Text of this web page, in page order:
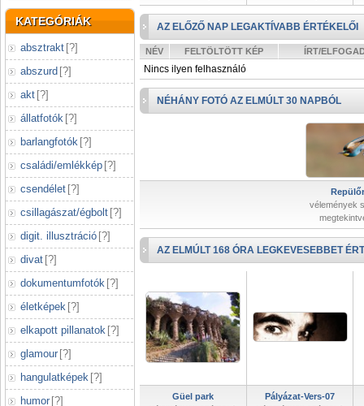
KATEGÓRIÁK
absztrakt [?]
abszurd [?]
akt [?]
állatfotók [?]
barlangfotók [?]
családi/emlékkép [?]
csendélet [?]
csillagászat/égbolt [?]
digit. illusztráció [?]
divat [?]
dokumentumfotók [?]
életképek [?]
elkapott pillanatok [?]
glamour [?]
hangulatképek [?]
humor [?]
AZ ELŐZŐ NAP LEGAKTÍVABB ÉRTÉKELŐI
NÉV FELTÖLTÖTT KÉP ÍRT/
Nincs ilyen felhasználó
NÉHÁNY FOTÓ AZ ELMÚLT 30 NAPBÓL
vélemények
AZ ELMÚLT 168 ÓRA LEGKEVESEBBET
Güel park
Pályázat-Vers-07